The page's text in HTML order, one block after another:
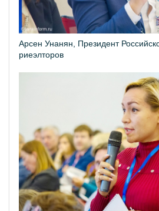
Арсен Унанян, Президент
риеэлторов